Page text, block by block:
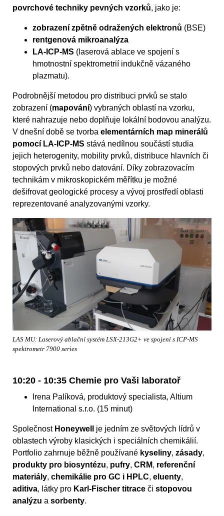
povrchové techniky pevných vzorků, jako je:
zobrazení zpětně odražených elektronů (BSE)
rentgenová mikroanalýza
LA-ICP-MS (laserová ablace ve spojení s
hmotnostní spektrometrií indukčně vázaného
plazmatu).
Podrobnější metodou pro distribuci prvků se stalo
zobrazení (mapování) vybraných oblastí na vzorku,
které nahrazuje nebo doplňuje lokální bodovou analýzu.
V dnešní době se tvorba elementárních map minerálů
pomocí LA-ICP-MS stává nedílnou součástí studia
jejich heterogenity, mobility prvků, distribuce hlavních či
stopových prvků nebo datování. Díky zobrazovacím
technikám v mikroskopickém měřítku je možné
dešifrovat geologické procesy a vývoj prostředí oblasti
reprezentované analyzovanými vzorky.
LAS MU: Laserový ablační systém LSX-213G2+ ve spojení s ICP-MS
spektrometr 7900 series
10:20 - 10:35 Chemie pro Vaši laboratoř
Irena Palíková, produktový specialista, Altium
International s.r.o. (15 minut)
Společnost Honeywell
je jedním ze světových lídrů v
oblastech výroby klasických i speciálních chemikálií.
Portfolio zahrnuje běžně používané kyseliny, zásady,
produkty pro biosyntézu, pufry, CRM, referenční
materiály, chemikálie pro GC i HPLC, eluenty,
aditiva, látky pro Karl-Fischer titrace či stopovou
analýzu a sorbenty.